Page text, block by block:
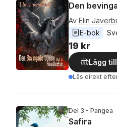
Den
Av Elin
E-bok
19 kr
Lägg till
Läs direkt
Del 3 - Pangea
Safira